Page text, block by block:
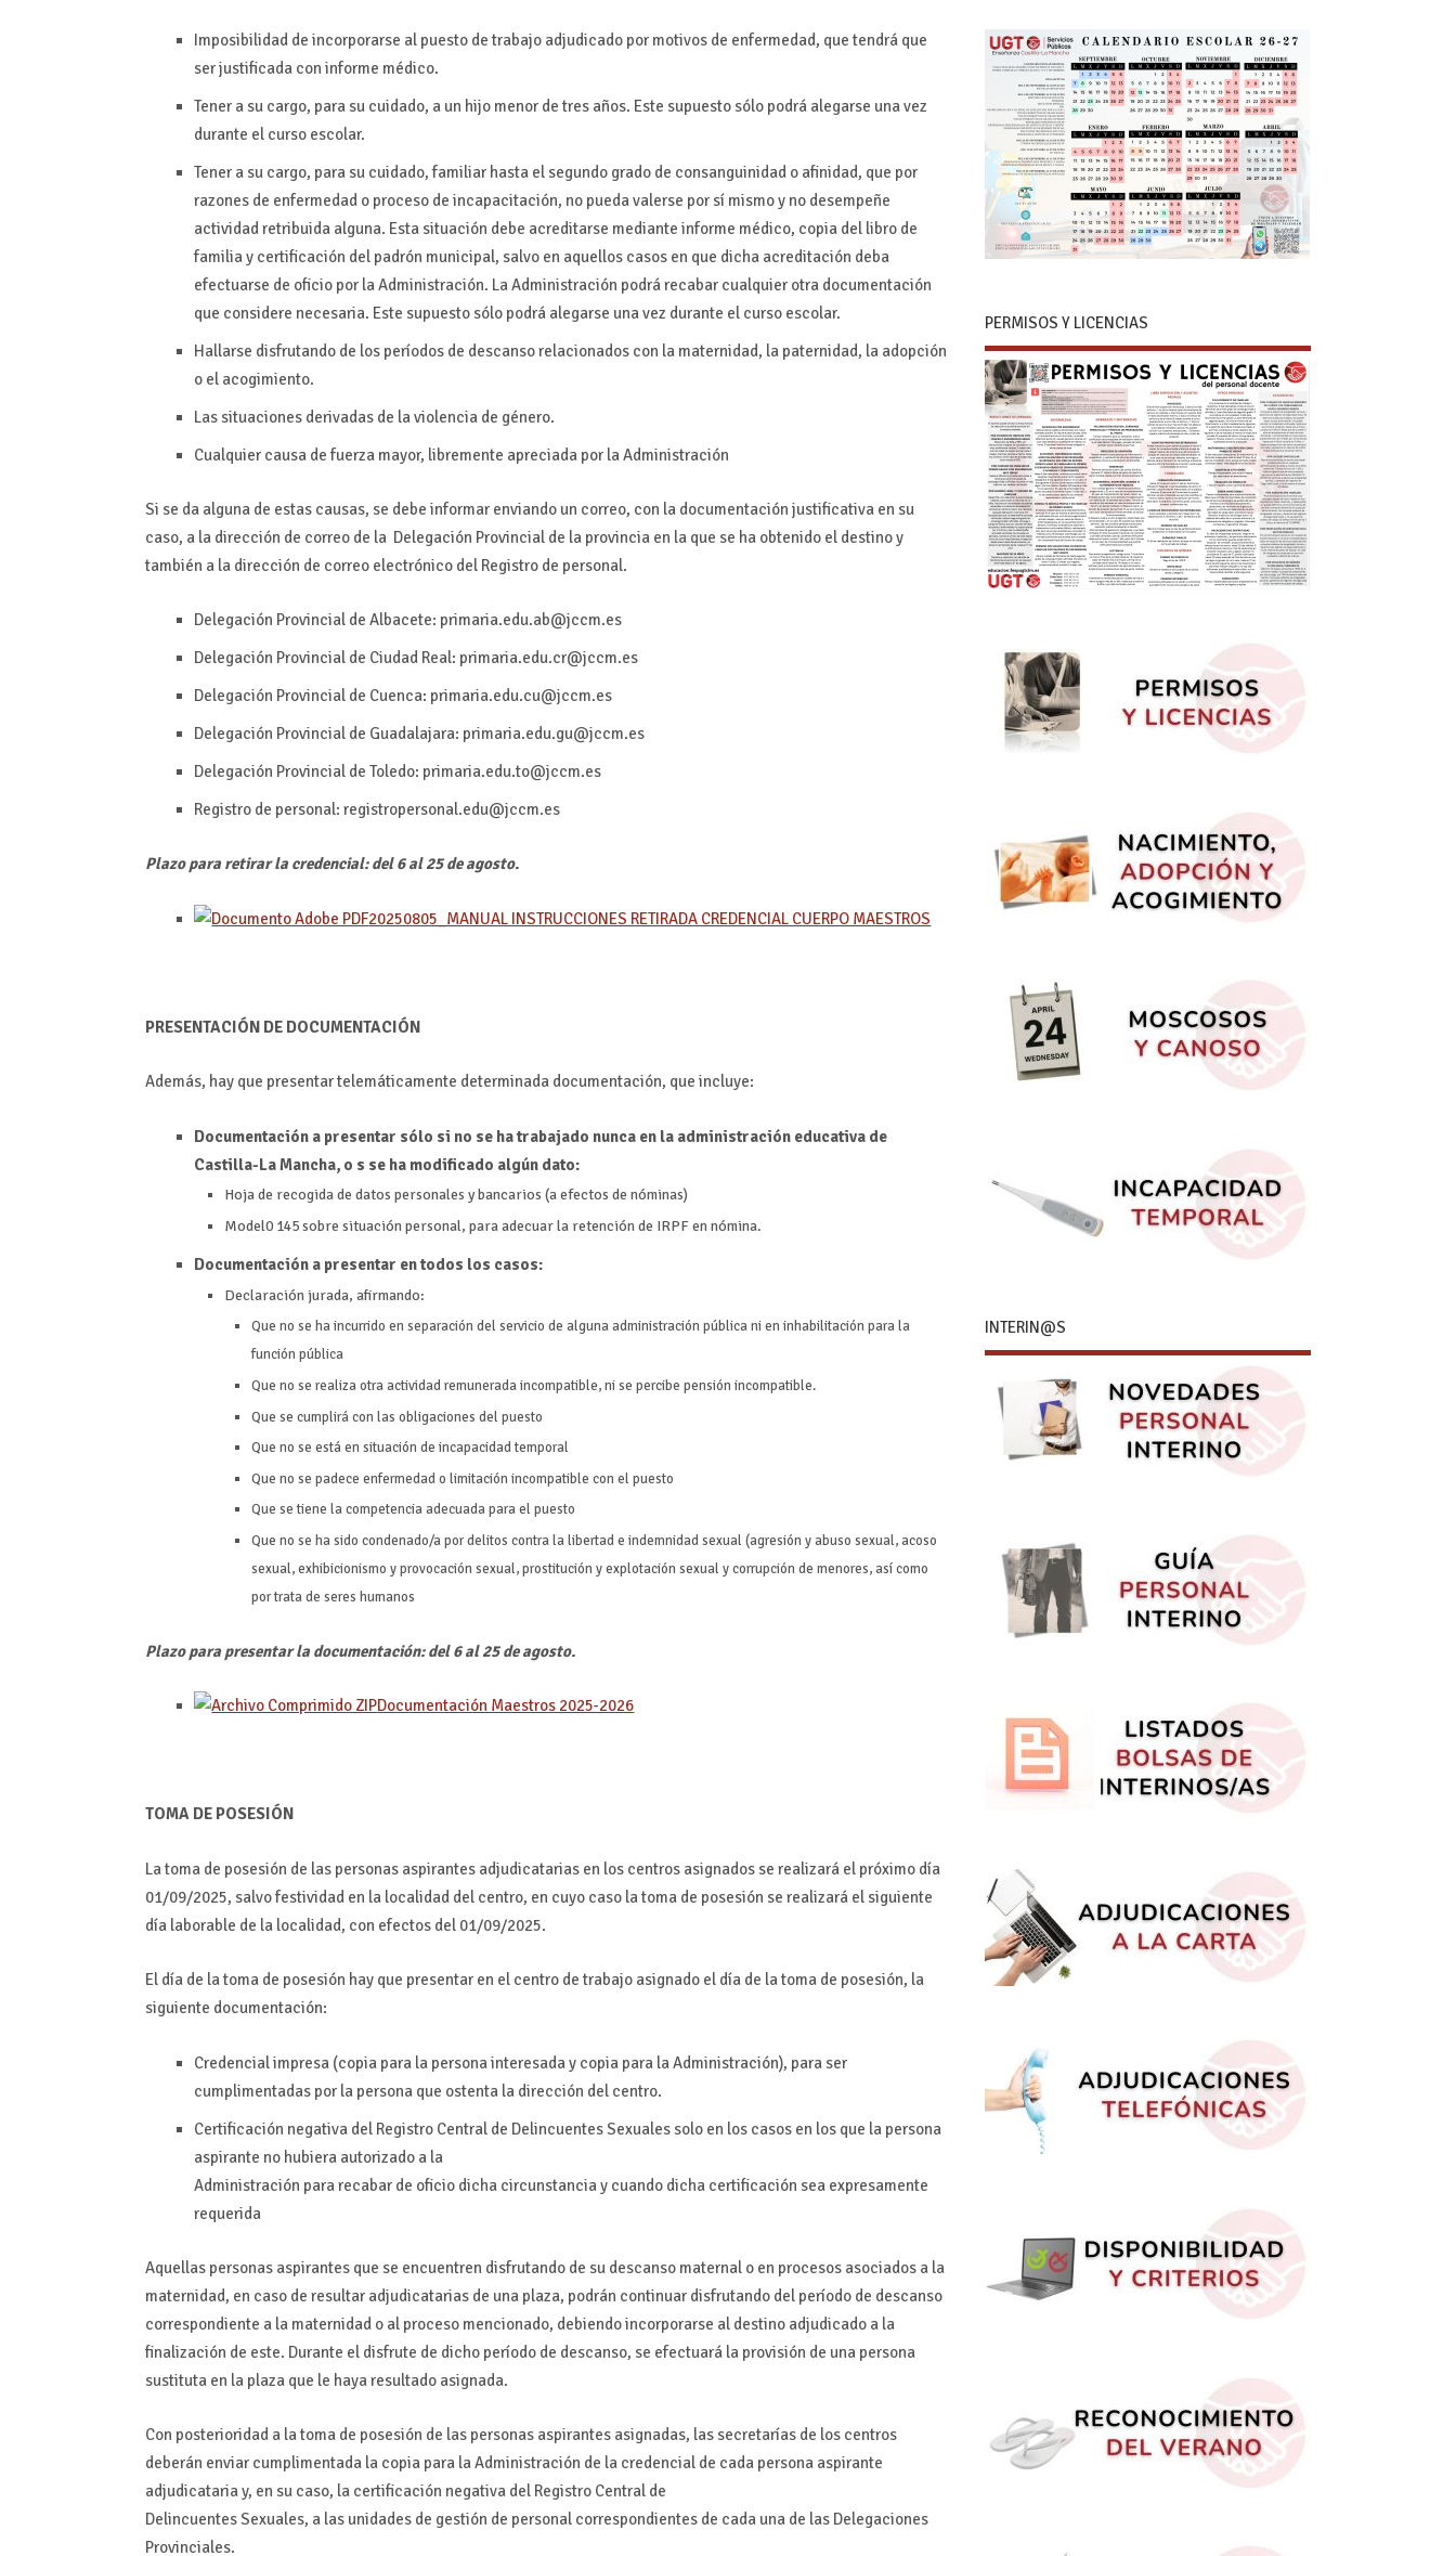
Imposibilidad de incorporarse al puesto de trabajo adjudicado por motivos de enfermedad, que tendrá que
ser justificada con informe médico.
Tener a su cargo, para su cuidado, a un hijo menor de tres años. Este supuesto sólo podrá alegarse una vez
durante el curso escolar.
Tener a su cargo, para su cuidado, familiar hasta el segundo grado de consanguinidad o afinidad, que por
razones de enfermedad o proceso de incapacitación, no pueda valerse por sí mismo y no desempeñe
actividad retribuida alguna. Esta situación debe acreditarse mediante informe médico, copia del libro de
familia y certificación del padrón municipal, salvo en aquellos casos en que dicha acreditación deba
efectuarse de oficio por la Administración. La Administración podrá recabar cualquier otra documentación
que considere necesaria. Este supuesto sólo podrá alegarse una vez durante el curso escolar.
Hallarse disfrutando de los períodos de descanso relacionados con la maternidad, la paternidad, la adopción
o el acogimiento.
Las situaciones derivadas de la violencia de género.
Cualquier causa de fuerza mayor, libremente apreciada por la Administración
Si se da alguna de estas causas, se debe informar enviando un correo, con la documentación justificativa en su
caso, a la dirección de correo de la Delegación Provincial de la provincia en la que se ha obtenido el destino y
también a la dirección de correo electrónico del Registro de personal.
Delegación Provincial de Albacete: primaria.edu.ab@jccm.es
Delegación Provincial de Ciudad Real: primaria.edu.cr@jccm.es
Delegación Provincial de Cuenca: primaria.edu.cu@jccm.es
Delegación Provincial de Guadalajara: primaria.edu.gu@jccm.es
Delegación Provincial de Toledo: primaria.edu.to@jccm.es
Registro de personal: registropersonal.edu@jccm.es
Plazo para retirar la credencial: del 6 al 25 de agosto.
20250805_MANUAL INSTRUCCIONES RETIRADA CREDENCIAL CUERPO MAESTROS
PRESENTACIÓN DE DOCUMENTACIÓN
Además, hay que presentar telemáticamente determinada documentación, que incluye:
Documentación a presentar sólo si no se ha trabajado nunca en la administración educativa de
Castilla-La Mancha, o s se ha modificado algún dato:
Hoja de recogida de datos personales y bancarios (a efectos de nóminas)
Model0 145 sobre situación personal, para adecuar la retención de IRPF en nómina.
Documentación a presentar en todos los casos:
Declaración jurada, afirmando:
Que no se ha incurrido en separación del servicio de alguna administración pública ni en inhabilitación para la
función pública
Que no se realiza otra actividad remunerada incompatible, ni se percibe pensión incompatible.
Que se cumplirá con las obligaciones del puesto
Que no se está en situación de incapacidad temporal
Que no se padece enfermedad o limitación incompatible con el puesto
Que se tiene la competencia adecuada para el puesto
Que no se ha sido condenado/a por delitos contra la libertad e indemnidad sexual (agresión y abuso sexual, acoso
sexual, exhibicionismo y provocación sexual, prostitución y explotación sexual y corrupción de menores, así como
por trata de seres humanos
Plazo para presentar la documentación: del 6 al 25 de agosto.
Documentación Maestros 2025-2026
TOMA DE POSESIÓN
La toma de posesión de las personas aspirantes adjudicatarias en los centros asignados se realizará el próximo día
01/09/2025, salvo festividad en la localidad del centro, en cuyo caso la toma de posesión se realizará el siguiente
día laborable de la localidad, con efectos del 01/09/2025.
El día de la toma de posesión hay que presentar en el centro de trabajo asignado el día de la toma de posesión, la
siguiente documentación:
Credencial impresa (copia para la persona interesada y copia para la Administración), para ser
cumplimentadas por la persona que ostenta la dirección del centro.
Certificación negativa del Registro Central de Delincuentes Sexuales solo en los casos en los que la persona
aspirante no hubiera autorizado a la
Administración para recabar de oficio dicha circunstancia y cuando dicha certificación sea expresamente
requerida
Aquellas personas aspirantes que se encuentren disfrutando de su descanso maternal o en procesos asociados a la
maternidad, en caso de resultar adjudicatarias de una plaza, podrán continuar disfrutando del período de descanso
correspondiente a la maternidad o al proceso mencionado, debiendo incorporarse al destino adjudicado a la
finalización de este. Durante el disfrute de dicho período de descanso, se efectuará la provisión de una persona
sustituta en la plaza que le haya resultado asignada.
Con posterioridad a la toma de posesión de las personas aspirantes asignadas, las secretarías de los centros
deberán enviar cumplimentada la copia para la Administración de la credencial de cada persona aspirante
adjudicataria y, en su caso, la certificación negativa del Registro Central de
Delincuentes Sexuales, a las unidades de gestión de personal correspondientes de cada una de las Delegaciones
Provinciales.
PERMISOS Y LICENCIAS
INTERIN@S